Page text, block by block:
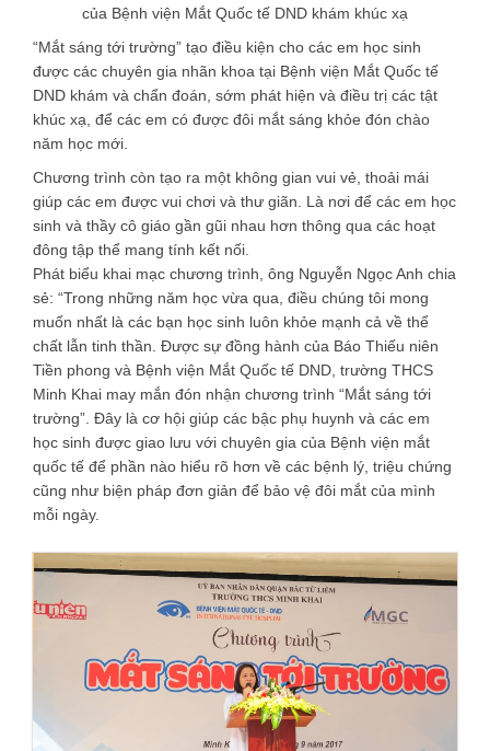
của Bệnh viện Mắt Quốc tế DND khám khúc xạ
“Mắt sáng tới trường” tạo điều kiện cho các em học sinh
được các chuyên gia nhãn khoa tại Bệnh viện Mắt Quốc tế
DND khám và chẩn đoán, sớm phát hiện và điều trị các tật
khúc xạ, để các em có được đôi mắt sáng khỏe đón chào
năm học mới.
Chương trình còn tạo ra một không gian vui vẻ, thoải mái
giúp các em được vui chơi và thư giãn. Là nơi để các em học
sinh và thầy cô giáo gần gũi nhau hơn thông qua các hoạt
đông tập thể mang tính kết nối.
Phát biểu khai mạc chương trình, ông Nguyễn Ngọc Anh chia
sẻ: “Trong những năm học vừa qua, điều chúng tôi mong
muốn nhất là các bạn học sinh luôn khỏe mạnh cả về thể
chất lẫn tinh thần. Được sự đồng hành của Báo Thiếu niên
Tiền phong và Bệnh viện Mắt Quốc tế DND, trường THCS
Minh Khai may mắn đón nhận chương trình “Mắt sáng tới
trường”. Đây là cơ hội giúp các bậc phụ huynh và các em
học sinh được giao lưu với chuyên gia của Bệnh viện mắt
quốc tế để phần nào hiểu rõ hơn về các bệnh lý, triệu chứng
cũng như biện pháp đơn giản để bảo vệ đôi mắt của mình
mỗi ngày.